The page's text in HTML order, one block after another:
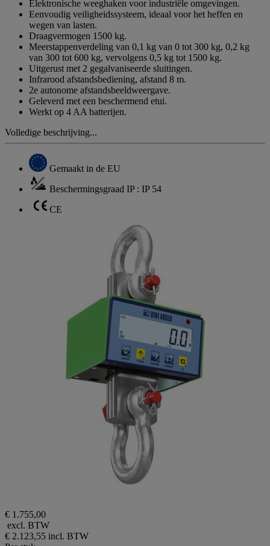
Elektronische weeghaken voor industriële omgevingen.
Eenvoudig veiligheidssysteem, ideaal voor het heffen en
wegen van lasten.
Draagvermogen 1500 kg.
Meerstappenverdeling van 0,1 kg van 0 tot 300 kg, 0,2 kg
van 300 tot 600 kg, vervolgens 0,5 kg tot 1500 kg.
Uitgerust met 2 gegalvaniseerde sluitingen.
Infrarood afstandsbediening, afstand 8 m.
2e autonome afstandsbeeldweergave.
Geleverd met een beschermend etui.
Werkt op 4 AA batterijen.
Volledige beschrijving...
Gemaakt in de EU
Beschermingsgraad IP : IP 54
CE
€ 1.755,00
excl. BTW
€ 2.123,55 incl. BTW